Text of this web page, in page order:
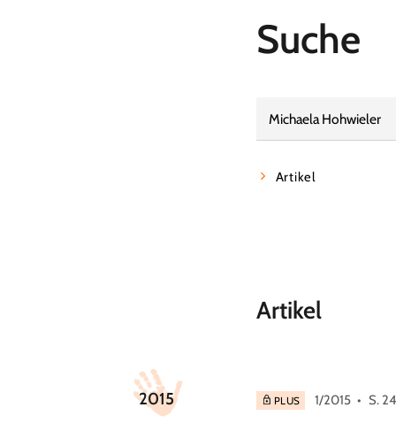
Suche
Artikel
Artikel
2015 PLUS 1/2015 S.